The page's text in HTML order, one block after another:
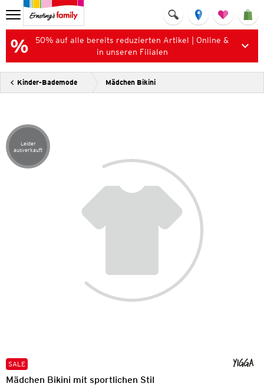
50% auf alle bereits reduzierten Artikel | Online &
in unseren Filialen
Kinder-Bademode Mädchen Bikini
Artikel leider ausverkauft
Leider
ausverkauft
SALE
Mädchen Bikini mit sportlichen Stil